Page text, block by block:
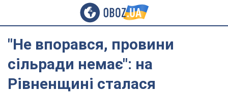
"Не впорався, провини
сільради немає": на
Рівненщині сталася